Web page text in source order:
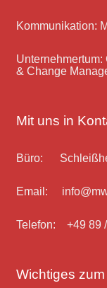
Kommunikation:
& Change
Mit uns in
Büro:
Email:
Telefon: +49 89
Wichtiges